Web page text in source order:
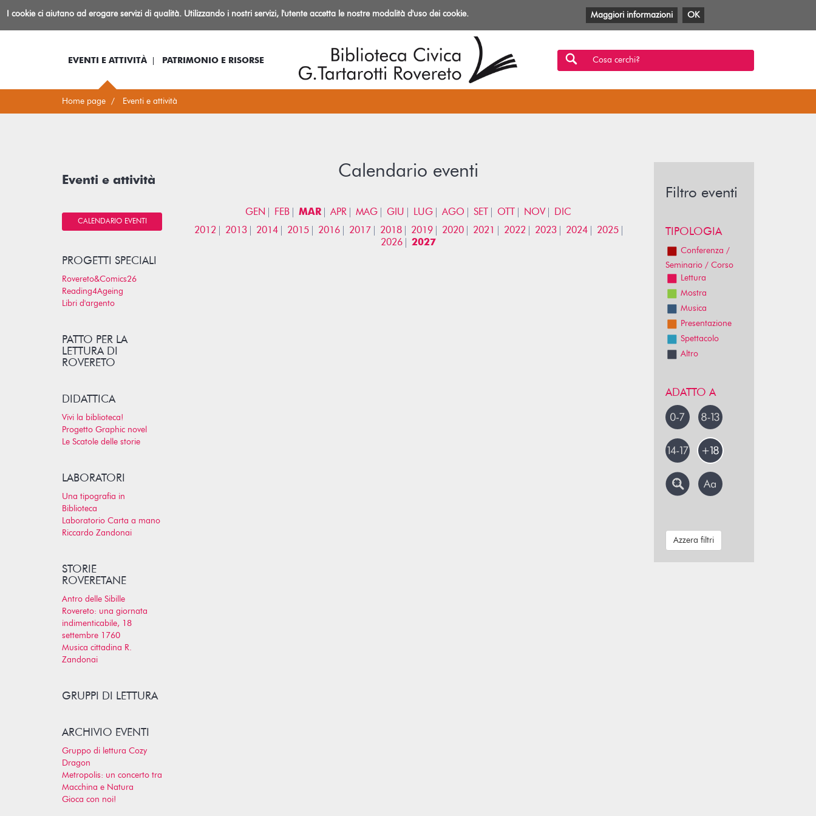
BibliotecaIo sono... Log-in Informazioni
Facebook
TwitterYouTube
Anobii
SBTMlol
EVENTI E ATTIVITÀ PATRIMONIO E RISORSE Cosa cerchi?
Home page Eventi e attività
Calendario eventi
GEN FEB MAR APR MAG GIU LUG AGO SET OTT NOV
DIC
2012
2013 2014 2015 2016 2017 2018 2019 2020 2021 2022 2023 2024
2025
2026
2027
Eventi e attività
CALENDARIO EVENTI
PROGETTI SPECIALI
Rovereto&Comics26
Reading4Ageing
Libri d'argento
PATTO PER LA
LETTURA DI
ROVERETO
DIDATTICA
Vivi la biblioteca!
Progetto Graphic novel
Le Scatole delle storie
LABORATORI
Una tipografia in
Biblioteca
Laboratorio Carta a mano
Riccardo Zandonai
STORIE
ROVERETANE
Antro delle Sibille
Rovereto: una giornata
indimenticabile, 18
settembre 1760
Musica cittadina R.
Zandonai
GRUPPI DI LETTURA
ARCHIVIO EVENTI
Gruppo di lettura Cozy
Dragon
Metropolis: un concerto tra
Macchina e Natura
Gioca con noi!
Filtro eventi
TIPOLOGIA
Conferenza /
Seminario / Corso
Lettura
Mostra
Musica
Presentazione
Spettacolo
Altro
ADATTO A
Azzera filtri
I cookie ci aiutano ad erogare servizi di qualità. Utilizzando i nostri servizi, l'utente accetta le nostre modalità d'uso dei cookie. Maggiori informazioni OK